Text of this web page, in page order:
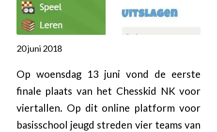
20 juni 2018
Op woensdag 13 juni vond de eerste
finale plaats van het Chesskid NK voor
viertallen. Op dit online platform voor
basisschool jeugd streden vier teams van